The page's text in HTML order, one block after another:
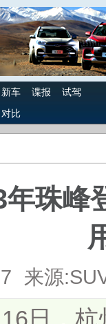
新车 谍报
试驾
对比
珠峰
来源
16日，